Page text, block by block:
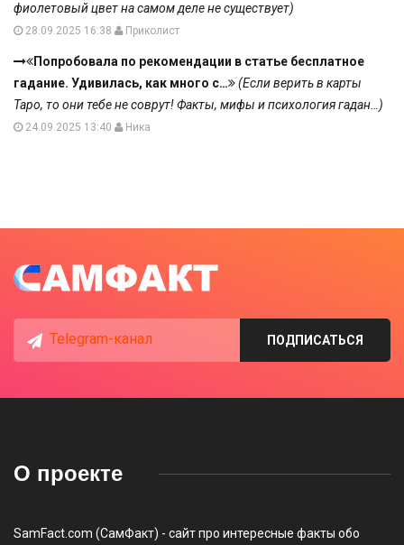
фиолетовый цвет на самом деле не существует)
28.09.2025 16:38 Приколист
Попробовала по рекомендации в статье бесплатное
гадание. Удивилась, как много с…
(Если верить в карты
Таро, то они тебе не соврут! Факты, мифы и психология гадан…)
24.09.2025 13:40 Ника
Telegram-канал ПОДПИСАТЬСЯ
О проекте
SamFact.com (СамФакт) - сайт про интересные факты обо